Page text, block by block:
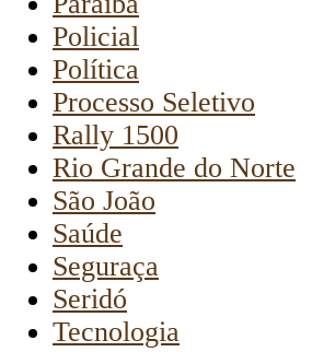
Policial
Política
Processo Seletivo
Rally 1500
Rio Grande do Norte
São João
Saúde
Seguraça
Seridó
Tecnologia